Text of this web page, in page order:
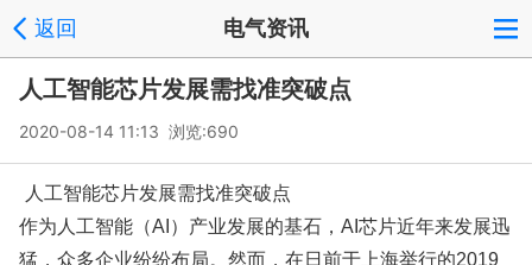
返回 电气资讯
人工智能芯片发展需找准突破点
2020-08-14 11:13 浏览:690
人工智能芯片发展需找准突破点
作为人工智能（AI）产业发展的基石，AI芯片近年来发展迅
猛，众多企业纷纷布局。然而，在日前于上海举行的2019